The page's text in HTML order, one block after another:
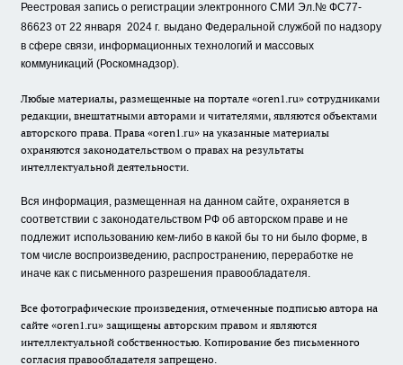
Реестровая запись о регистрации электронного СМИ Эл.№ ФС77-
86623 от 22 января 2024 г. выдано Федеральной службой по надзору
в сфере связи, информационных технологий и массовых
коммуникаций (Роскомнадзор).
Любые материалы, размещенные на портале «oren1.ru» сотрудниками
редакции, внештатными авторами и читателями, являются объектами
авторского права. Права «oren1.ru» на указанные материалы
охраняются законодательством о правах на результаты
интеллектуальной деятельности.
Вся информация, размещенная на данном сайте, охраняется в
соответствии с законодательством РФ об авторском праве и не
подлежит использованию кем-либо в какой бы то ни было форме, в
том числе воспроизведению, распространению, переработке не
иначе как с письменного разрешения правообладателя.
Все фотографические произведения, отмеченные подписью автора на
сайте «oren1.ru» защищены авторским правом и являются
интеллектуальной собственностью. Копирование без письменного
согласия правообладателя запрещено.